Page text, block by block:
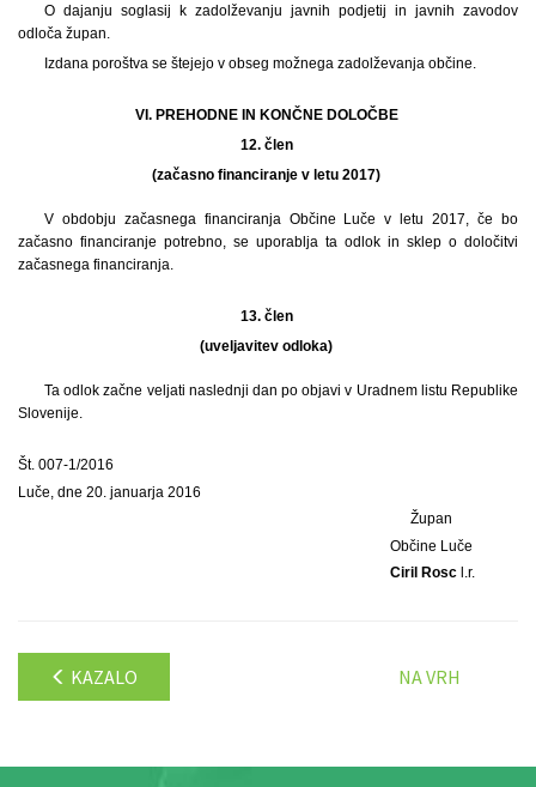
O dajanju soglasij k zadolževanju javnih podjetij in javnih zavodov
odloča župan.
Izdana poroštva se štejejo v obseg možnega zadolževanja občine.
VI. PREHODNE IN KONČNE DOLOČBE
12. člen
(začasno financiranje v letu 2017)
V obdobju začasnega financiranja Občine Luče v letu 2017, če bo
začasno financiranje potrebno, se uporablja ta odlok in sklep o določitvi
začasnega financiranja.
13. člen
(uveljavitev odloka)
Ta odlok začne veljati naslednji dan po objavi v Uradnem listu Republike
Slovenije.
Št. 007-1/2016
Luče, dne 20. januarja 2016
Župan
Občine Luče
Ciril Rosc l.r.
KAZALO NA VRH